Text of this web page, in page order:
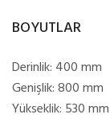
BOYUTLAR
Derinlik: 400 mm
Genişlik: 800 mm
Yükseklik: 530 mm